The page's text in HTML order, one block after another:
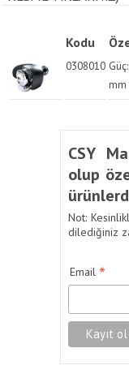
Kodu
0308010
mm
CSY
olup
Not:
dilediğiniz
Email *